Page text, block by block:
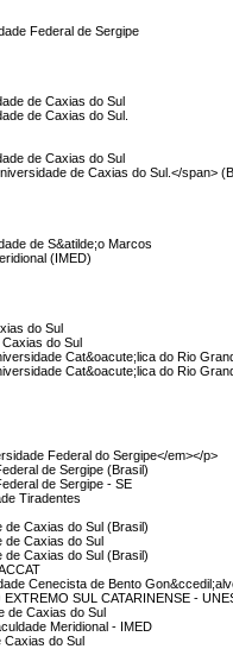
Federal de Sergipe
de Caxias do Sul
de Caxias do Sul.
de Caxias do Sul
de Caxias do Sul.</span>
de S&atilde;o Marcos
(IMED)
do Sul
Caxias do Sul
Cat&oacute;lica do Rio
Cat&oacute;lica do Rio
Federal do Sergipe</em></p>
de Sergipe (Brasil)
de Sergipe - SE
Tiradentes
de Caxias do Sul (Brasil)
de Caxias do Sul
de Caxias do Sul (Brasil)
Cenecista de Bento
EXTREMO SUL CATARINENSE -
de Caxias do Sul
Meridional - IMED
Caxias do Sul